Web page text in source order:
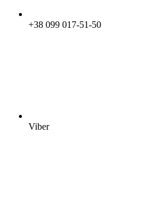
+38 099 017-51-50
Viber